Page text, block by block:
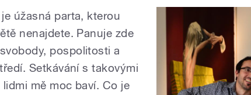
úžasná parta, kterou
nenajdete. Panuje zde
pospolitosti a
Setkávání s takovými
lidmi mě moc baví. Co je